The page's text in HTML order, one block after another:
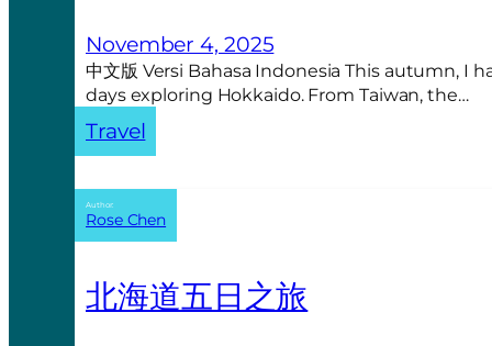
November 4, 2025
中文版 Versi Bahasa Indonesia This autumn,
days exploring Hokkaido. From Taiwan, the…
Travel
Author:
Rose Chen
北海道五日之旅